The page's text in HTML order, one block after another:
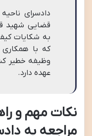
قضایی شهید
که با
وظیفه خطیر
عهده دارد.
نکات مهم و
مراجعه به